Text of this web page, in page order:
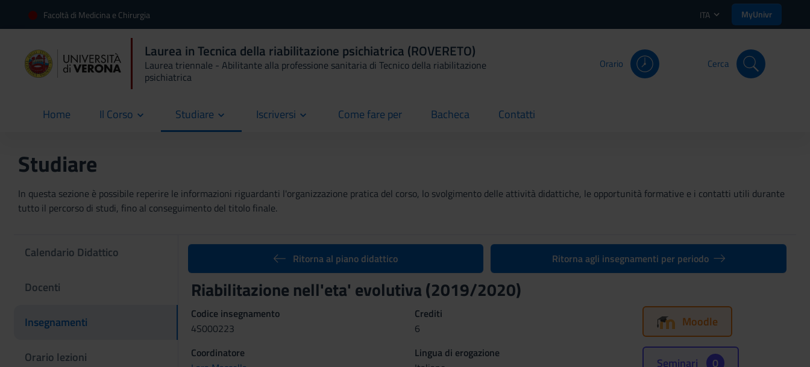
Facoltà di Medicina e Chirurgia ITA MyUnivr
Laurea in Tecnica della riabilitazione psichiatrica (ROVERETO)
Laurea triennale - Abilitante alla professione sanitaria di Tecnico della riabilitazione
psichiatrica
Orario Cerca
Home
current Il Corso Studiare Iscriversi Come fare per
current Bacheca
current Contatti
current
Studiare
In questa sezione è possibile reperire le informazioni riguardanti l'organizzazione pratica del corso, lo svolgimento delle attività didattiche, le opportunità formative e i contatti utili durante
tutto il percorso di studi, fino al conseguimento del titolo finale.
Calendario Didattico
Docenti
Insegnamenti
Orario lezioni
Ritorna al piano didattico Ritorna agli insegnamenti per periodo
Riabilitazione nell'eta' evolutiva (2019/2020)
Codice insegnamento
4S000223
Crediti
6
Coordinatore
Lingua di erogazione
Moodle
Seminari 0